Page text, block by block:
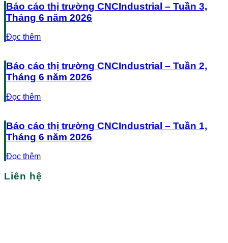
Báo cáo thị trường CNCIndustrial – Tuần 3,
Tháng 6 năm 2026
Đọc thêm
Báo cáo thị trường CNCIndustrial – Tuần 2,
Tháng 6 năm 2026
Đọc thêm
Báo cáo thị trường CNCIndustrial – Tuần 1,
Tháng 6 năm 2026
Đọc thêm
Liên hệ